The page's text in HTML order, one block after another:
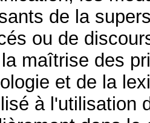
de la
ou de
maîtrise des
et de la
à l'utilisation